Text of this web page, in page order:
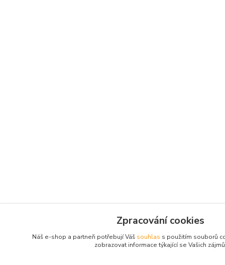
Zpracování cookies
Náš e-shop a partneři potřebují Váš souhlas s použitím souborů
zobrazovat informace týkající se Vašich